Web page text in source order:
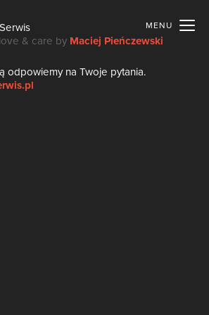
MENU
& care by Maciej Pieńczewski
odpowiemy na Twoje pytania.